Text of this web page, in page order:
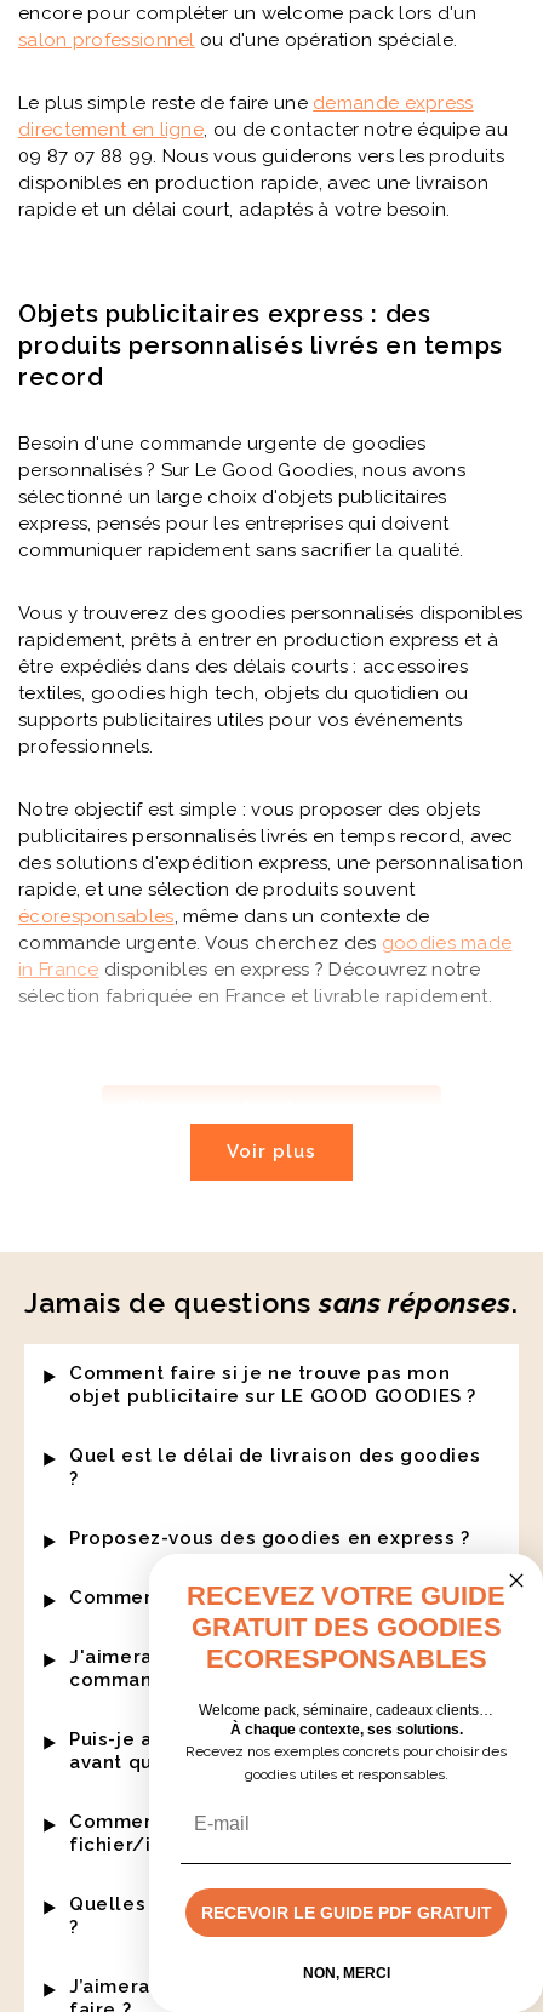
Devis rapide
encore pour compléter un welcome pack lors d'un
salon professionnel ou d'une opération spéciale.
Le plus simple reste de faire une demande express
directement en ligne, ou de contacter notre équipe au
09 87 07 88 99. Nous vous guiderons vers les produits
disponibles en production rapide, avec une livraison
rapide et un délai court, adaptés à votre besoin.
Objets publicitaires express : des
produits personnalisés livrés en temps
record
Besoin d'une commande urgente de goodies
personnalisés ? Sur Le Good Goodies, nous avons
sélectionné un large choix d'objets publicitaires
express, pensés pour les entreprises qui doivent
communiquer rapidement sans sacrifier la qualité.
Vous y trouverez des goodies personnalisés disponibles
rapidement, prêts à entrer en production express et à
être expédiés dans des délais courts : accessoires
textiles, goodies high tech, objets du quotidien ou
supports publicitaires utiles pour vos événements
professionnels.
Notre objectif est simple : vous proposer des objets
publicitaires personnalisés livrés en temps record, avec
des solutions d'expédition express, une personnalisation
rapide, et une sélection de produits souvent
écoresponsables, même dans un contexte de
commande urgente. Vous cherchez des goodies made
in France disponibles en express ? Découvrez notre
sélection fabriquée en France et livrable rapidement.
Voir plus
Jamais de questionssans réponses.
Comment faire si je ne trouve pas mon
objet publicitaire sur LE GOOD GOODIES ?
Quel est le délai de livraison des goodies
?
Proposez-vous des goodies en express ?
Comment régler ma commande ?
J'aimerais un échantillon avant de passer
commande, c'est possible ?
Puis-je avoir un aperçu de ma création
avant qu'elle ne parte en production ?
Comment m'assurer que mon
fichier/image est de bonne qualité ?
Quelles sont les techniques de marquage
?
J’aimerais formuler une plainte, comment
RECEVEZ VOTRE GUIDE
GRATUIT DES GOODIES
ECORESPONSABLES
Welcome pack, séminaire, cadeaux clients…
À chaque contexte, ses solutions.
Recevez nos exemples concrets pour choisir des
goodies utiles et responsables.
RECEVOIR LE GUIDE PDF GRATUIT
NON, MERCI